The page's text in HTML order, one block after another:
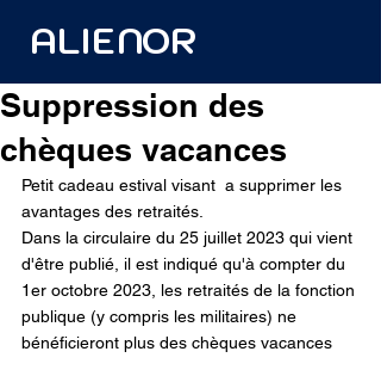
ALIENOR
Suppression des
chèques vacances
Petit cadeau estival visant  a supprimer les
avantages des retraités.
Dans la circulaire du 25 juillet 2023 qui vient
d'être publié, il est indiqué qu'à compter du
1er octobre 2023, les retraités de la fonction
publique (y compris les militaires) ne
bénéficieront plus des chèques vacances